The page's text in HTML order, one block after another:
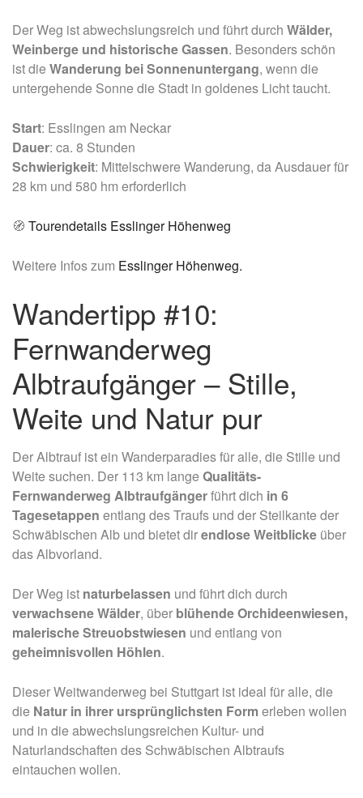
Der Weg ist abwechslungsreich und führt durch Wälder,
Weinberge und historische Gassen. Besonders schön
ist die Wanderung bei Sonnenuntergang, wenn die
untergehende Sonne die Stadt in goldenes Licht taucht.
Start: Esslingen am Neckar
Dauer: ca. 8 Stunden
Schwierigkeit: Mittelschwere Wanderung, da Ausdauer für
28 km und 580 hm erforderlich
🧭 Tourendetails Esslinger Höhenweg
Weitere Infos zum Esslinger Höhenweg.
Wandertipp #10:
Fernwanderweg
Albtraufgänger – Stille,
Weite und Natur pur
Der Albtrauf ist ein Wanderparadies für alle, die Stille und
Weite suchen. Der 113 km lange Qualitäts-
Fernwanderweg Albtraufgängerführt dich in 6
Tagesetappen entlang des Traufs und der Steilkante der
Schwäbischen Alb und bietet direndlose Weitblicke über
das Albvorland.
Der Weg ist naturbelassen und führt dich durch
verwachsene Wälder, über blühende Orchideenwiesen,
malerische Streuobstwiesen und entlang von
geheimnisvollen Höhlen.
Dieser Weitwanderweg bei Stuttgart ist ideal für alle, die
die Natur in ihrer ursprünglichsten Formerleben wollen
und in die abwechslungsreichen Kultur- und
Naturlandschaften des Schwäbischen Albtraufs
eintauchen wollen.